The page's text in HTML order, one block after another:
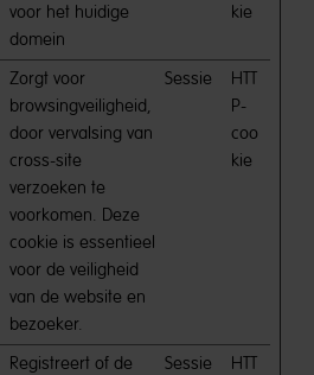
voor het huidige
domein
kie
Zorgt voor
browsingveiligheid,
door vervalsing van
cross-site
verzoeken te
voorkomen. Deze
cookie is essentieel
voor de veiligheid
van de website en
bezoeker.
Sessie
HTT
P-
coo
kie
Registreert of de
Sessie
HTT